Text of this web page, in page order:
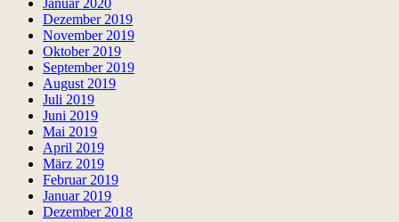
Januar 2020
Dezember 2019
November 2019
Oktober 2019
September 2019
August 2019
Juli 2019
Juni 2019
Mai 2019
April 2019
März 2019
Februar 2019
Januar 2019
Dezember 2018